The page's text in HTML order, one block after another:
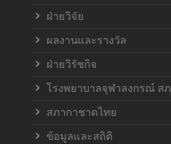
ฝ่ายวิจัย
ผลงานและรางวัล
ฝ่ายวิรัชกิจ
โรงพยาบาลจุฬาลงกรณ์ ส
สภากาชาดไทย
ข้อมูลและสถิติ